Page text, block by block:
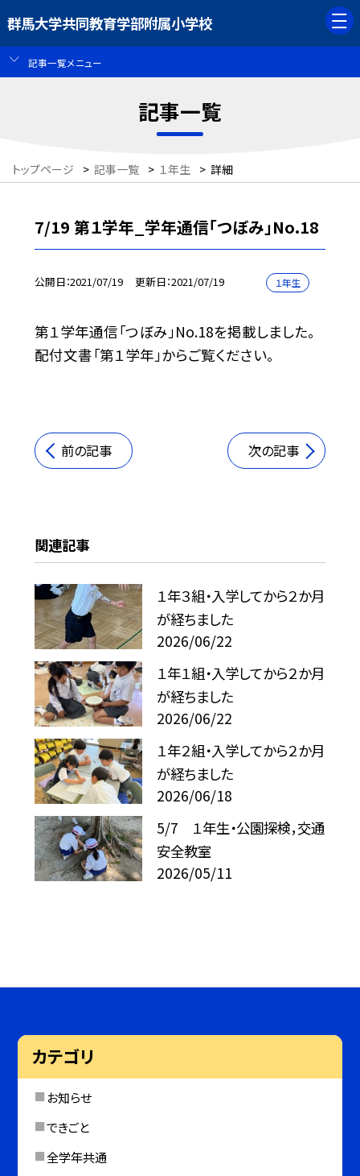
群馬大学共同教育学部附属小学校
記事一覧メニュー
記事一覧
トップページ > 記事一覧 > １年生 > 詳細
7/19 第１学年_学年通信「つぼみ」No.18
公開日 2021/07/19 更新日 2021/07/19 １年生
第１学年通信「つぼみ」No.18を掲載しました。
配付文書「第１学年」からご覧ください。
前の記事 次の記事
関連記事
１年３組・入学してから２か月
が経ちました
2026/06/22
１年１組・入学してから２か月
が経ちました
2026/06/22
１年２組・入学してから２か月
が経ちました
2026/06/18
5/7 １年生・公園探検，交通
安全教室
2026/05/11
カテゴリ
お知らせ
できごと
全学年共通